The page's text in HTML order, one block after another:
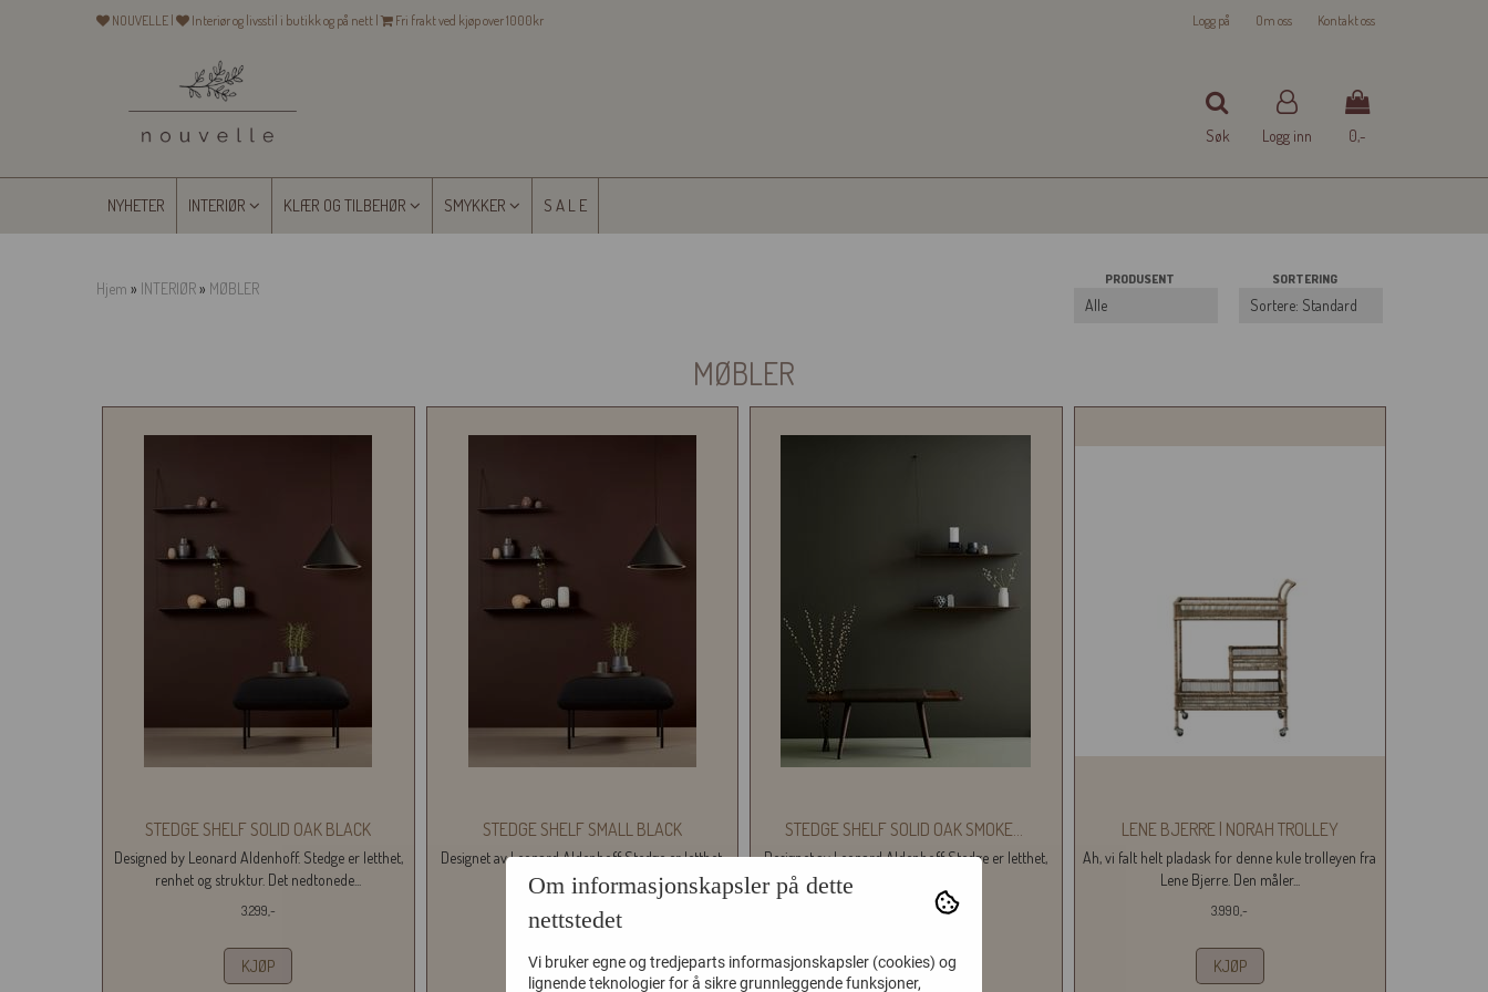
NOUVELLE | Interiør og livsstil i butikk og på nett | Fri frakt ved kjøp over 1000kr Logg på Om oss Kontakt oss
Søk Logg inn 0,-
NYHETER INTERIØR KLÆR OG TILBEHØR SMYKKER S A L E
Hjem » INTERIØR» MØBLER PRODUSENT SORTERING
MØBLER
STEDGE SHELF SOLID OAK BLACK
Designed by Leonard Aldenhoff. Stedge er letthet,
renhet og struktur. Det nedtonede...
3.299,-
KJØP
STEDGE SHELF SMALL BLACK
Designet av Leonard Aldenhoff Stedge er letthet,
renhet og struktur. Det...
2.990,-
KJØP
STEDGE SHELF SOLID OAK SMOKE...
Designet av Leonard Aldenhoff Stedge er letthet,
renhet og struktur. Det...
KJØP
LENE BJERRE | NORAH TROLLEY
Ah, vi falt helt pladask for denne kule trolleyen fra
Lene Bjerre. Den måler...
3.990,-
KJØP
Trykk ENTER for å søke
Om informasjonskapsler på dette
nettstedet
Vi bruker egne og tredjeparts informasjonskapsler (cookies) og
lignende teknologier for å sikre grunnleggende funksjoner,